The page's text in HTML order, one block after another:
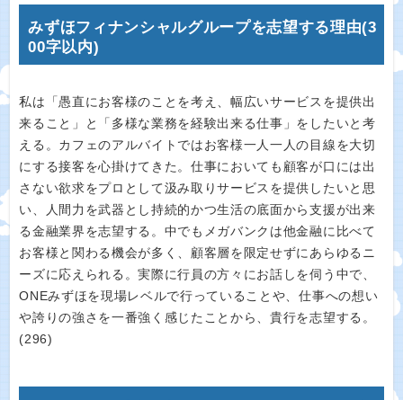
みずほフィナンシャルグループを志望する理由(3
00字以内)
私は「愚直にお客様のことを考え、幅広いサービスを提供出
来ること」と「多様な業務を経験出来る仕事」をしたいと考
える。カフェのアルバイトではお客様一人一人の目線を大切
にする接客を心掛けてきた。仕事においても顧客が口には出
さない欲求をプロとして汲み取りサービスを提供したいと思
い、人間力を武器とし持続的かつ生活の底面から支援が出来
る金融業界を志望する。中でもメガバンクは他金融に比べて
お客様と関わる機会が多く、顧客層を限定せずにあらゆるニ
ーズに応えられる。実際に行員の方々にお話しを伺う中で、
ONEみずほを現場レベルで行っていることや、仕事への想い
や誇りの強さを一番強く感じたことから、貴行を志望する。
(296)